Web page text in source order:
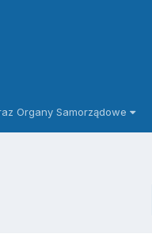
Organy Samorządowe